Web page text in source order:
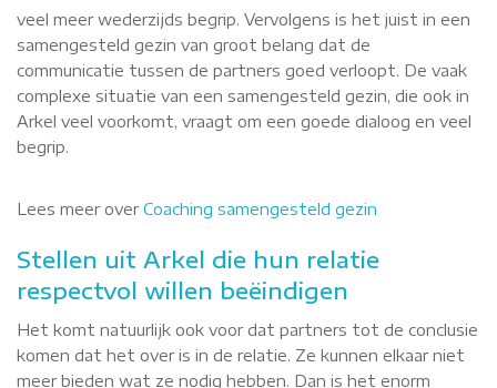
veel meer wederzijds begrip. Vervolgens is het juist in een
samengesteld gezin van groot belang dat de
communicatie tussen de partners goed verloopt. De vaak
complexe situatie van een samengesteld gezin, die ook in
Arkel veel voorkomt, vraagt om een goede dialoog en veel
begrip.
Lees meer overCoaching samengesteld gezin
Stellen uit Arkel die hun relatie
respectvol willen beëindigen
Het komt natuurlijk ook voor dat partners tot de conclusie
komen dat het over is in de relatie. Ze kunnen elkaar niet
meer bieden wat ze nodig hebben. Dan is het enorm